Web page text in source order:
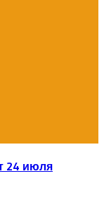
24 июля